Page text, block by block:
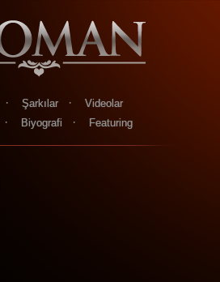
· Şarkılar ·
Videolar
· Biyografi · Featuring